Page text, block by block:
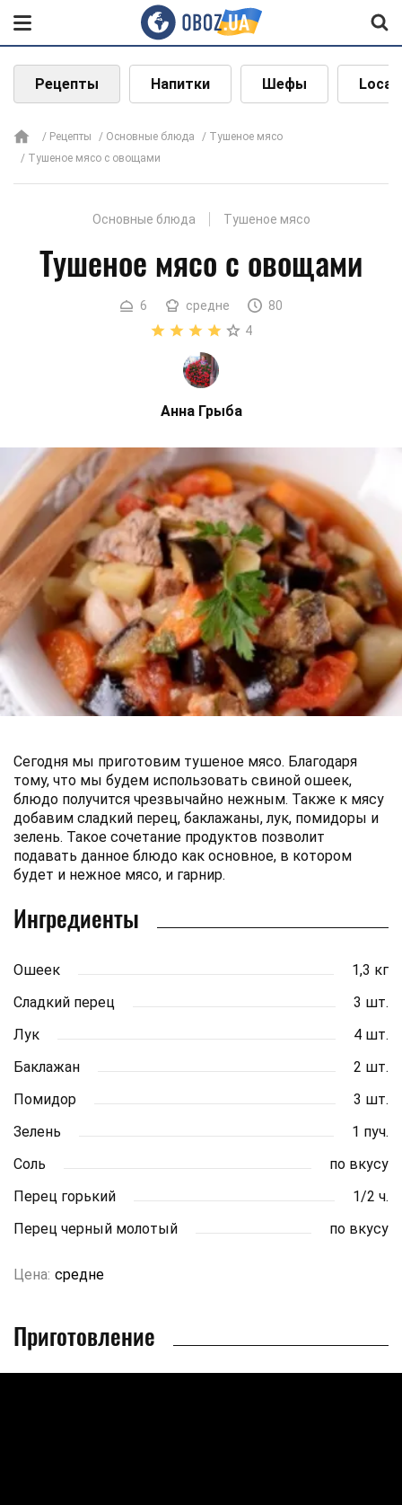
Рецепты Напитки Шефы Local
Рецепты Основные блюда
Тушеное мясо
Тушеное мясо с овощами
Основные блюда Тушеное мясо
Тушеное мясо с овощами
6 средне
80
4
Анна Грыба
Сегодня мы приготовим тушеное мясо. Благодаря
тому, что мы будем использовать свиной ошеек,
блюдо получится чрезвычайно нежным. Также к мясу
добавим сладкий перец, баклажаны, лук, помидоры и
зелень. Такое сочетание продуктов позволит
подавать данное блюдо как основное, в котором
будет и нежное мясо, и гарнир.
Ингредиенты
Ошеек
1,3 кг
Сладкий перец
3 шт.
Лук
4 шт.
Баклажан
2 шт.
Помидор
3 шт.
Зелень
1 пуч.
Соль
по вкусу
Перец горький
1/2 ч.
Перец черный молотый
по вкусу
Цена: средне
Приготовление